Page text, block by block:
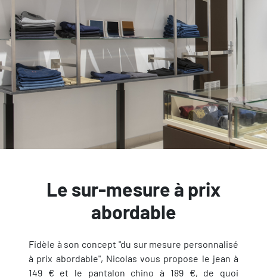
Le sur-mesure à prix
abordable
Fidèle à son concept "du sur mesure personnalisé
à prix abordable", Nicolas vous propose le jean à
149 € et le pantalon chino à 189 €, de quoi